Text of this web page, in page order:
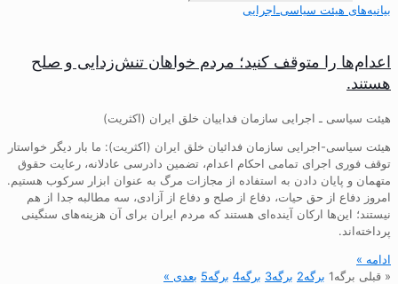
بیانیه‌های هیئت‌ سیاسی‌ـ‌اجرایی
اعدام‌ها را متوقف کنید؛ مردم خواهان تنش‌زدایی و صلح
هستند.
هیئت سیاسی ـ اجرایی سازمان فداییان خلق ایران (اکثریت)
هیئت سیاسی-اجرایی سازمان فدائیان خلق ایران (اکثریت): ما بار دیگر خواستار
توقف فوری اجرای تمامی احکام اعدام، تضمین دادرسی عادلانه، رعایت حقوق
متهمان و پایان دادن به استفاده از مجازات مرگ به عنوان ابزار سرکوب هستیم.
امروز دفاع از حق حیات، دفاع از صلح و دفاع از آزادی، سه مطالبه جدا از هم
نیستند؛ این‌ها ارکان آینده‌ای هستند که مردم ایران برای آن هزینه‌های سنگینی
پرداخته‌اند.
ادامه »
« قبلی
برگه1 برگه2 برگه3 برگه4 برگه5 بعدی »